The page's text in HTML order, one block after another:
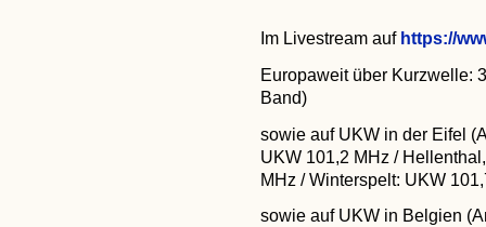
Im Livestream auf https://
Europaweit über Kurzwelle:
Band)
sowie auf UKW in der Eifel
UKW 101,2 MHz /
MHz / Winterspelt: UKW
sowie auf UKW in Belgien